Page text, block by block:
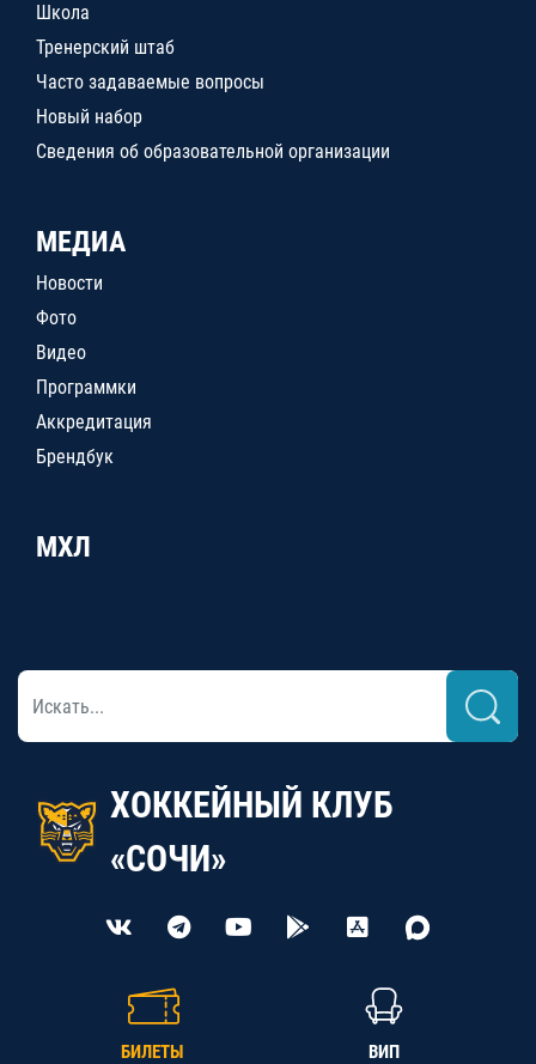
Школа
Тренерский штаб
Часто задаваемые вопросы
Новый набор
Сведения об образовательной организации
МЕДИА
Новости
Фото
Видео
Программки
Аккредитация
Брендбук
МХЛ
ХОККЕЙНЫЙ КЛУБ
«СОЧИ»
БИЛЕТЫ ВИП